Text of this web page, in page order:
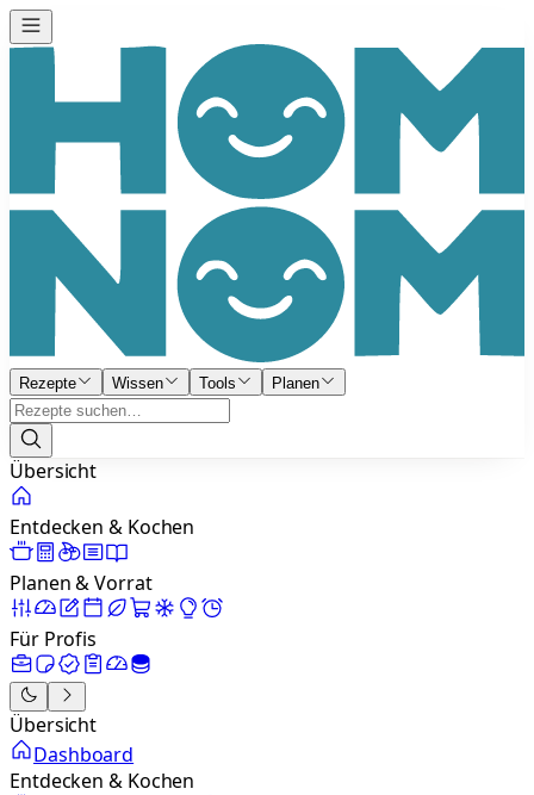
Rezepte Wissen Tools Planen
Übersicht
Entdecken & Kochen
Planen & Vorrat
Für Profis
Übersicht
Dashboard
Entdecken & Kochen